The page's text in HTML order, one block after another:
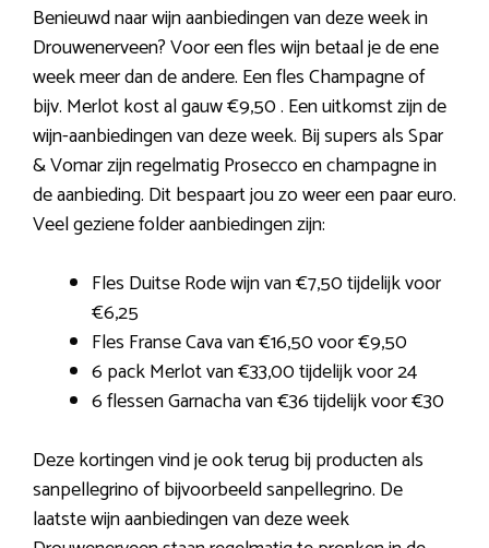
Benieuwd naar wijn aanbiedingen van deze week in
Drouwenerveen? Voor een fles wijn betaal je de ene
week meer dan de andere. Een fles Champagne of
bijv. Merlot kost al gauw €9,50 . Een uitkomst zijn de
wijn-aanbiedingen van deze week. Bij supers als Spar
& Vomar zijn regelmatig Prosecco en champagne in
de aanbieding. Dit bespaart jou zo weer een paar euro.
Veel geziene folder aanbiedingen zijn:
Fles Duitse Rode wijn van €7,50 tijdelijk voor
€6,25
Fles Franse Cava van €16,50 voor €9,50
6 pack Merlot van €33,00 tijdelijk voor 24
6 flessen Garnacha van €36 tijdelijk voor €30
Deze kortingen vind je ook terug bij producten als
sanpellegrino of bijvoorbeeld sanpellegrino. De
laatste wijn aanbiedingen van deze week